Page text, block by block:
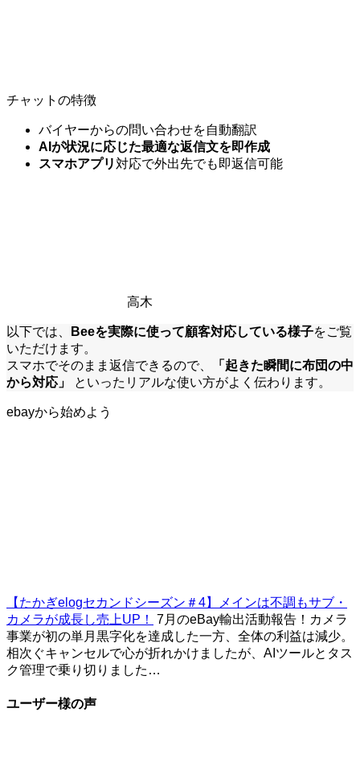
チャットの特徴
バイヤーからの問い合わせを自動翻訳
AIが状況に応じた最適な返信文を即作成
スマホアプリ対応で外出先でも即返信可能
高木
以下では、 Beeを実際に使って顧客対応している様子をご覧
いただけます。
スマホでそのまま返信できるので、
「起きた瞬間に布団の中
から対応」
といったリアルな使い方がよく伝わります。
ebayから始めよう
【たかぎelogセカンドシーズン＃4】メインは不調もサブ・
カメラが成長し売上UP！
7月のeBay輸出活動報告！カメラ
事業が初の単月黒字化を達成した一方、全体の利益は減少。
相次ぐキャンセルで心が折れかけましたが、AIツールとタス
ク管理で乗り切りました…
ユーザー様の声